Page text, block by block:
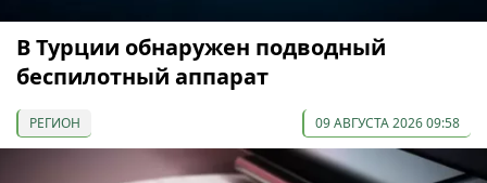
В Турции обнаружен подводный
беспилотный аппарат
РЕГИОН 09 АВГУСТА 2026 09:58